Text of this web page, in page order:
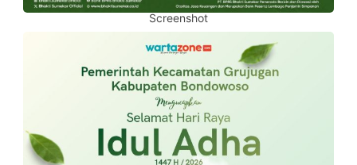
Screenshot